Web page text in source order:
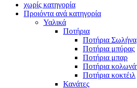
χωρίς κατηγορία
Προιόντα ανά κατηγορία
Υαλικά
Ποτήρια
Ποτήρια Σωλήνα
Ποτήρια μπύρας
Ποτήρια μπαρ
Ποτήρια
Ποτήρια κοκτέιλ
Κανάτες